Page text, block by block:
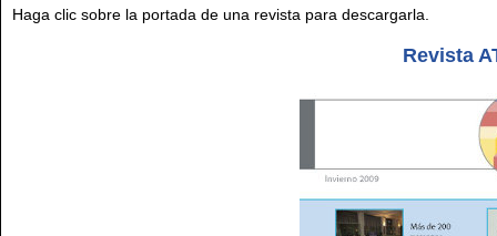
Haga clic sobre la portada de una revista para descargarla.
Revista